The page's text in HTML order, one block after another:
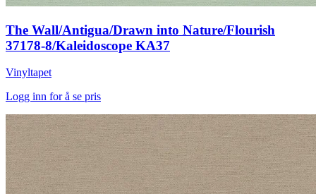
The Wall/Antigua/Drawn into Nature/Flourish
37178-8/Kaleidoscope KA37
Vinyltapet
Logg inn for å se pris